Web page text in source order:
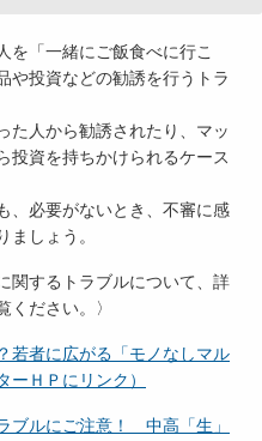
「一緒にご飯食べに行こ
や投資などの勧誘を行うトラ
人から勧誘されたり、マッ
投資を持ちかけられるケース
、必要がないとき、不審に感
ましょう。
関するトラブルについて、詳
ください。〉
若者に広がる「モノなしマル
ＨＰにリンク）
ブルにご注意！ 中高「生」